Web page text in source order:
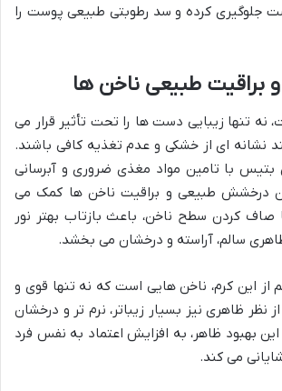
جلوگیری کرده و سد رطوبتی طبیعی پوست را
براقیت طبیعی ناخن ها
نه تنها زیبایی دست ها را تحت تأثیر قرار می
نشانه ای از خشکی و عدم تغذیه کافی باشند.
بتیس با تامین مواد مغذی ضروری و آبرسانی
درخشش طبیعی و براقیت ناخن ها کمک می
کردن سطح ناخن، باعث بازتاب بهتر نور
سالم، آراسته و درخشان می بخشد.
از این کرم، ناخن هایی است که نه تنها قوی و
نظر ظاهری نیز بسیار زیباتر، نرم تر و درخشان
بهبود ظاهر، به افزایش اعتماد به نفس فرد
می کند.